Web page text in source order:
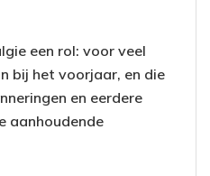
een rol: voor veel
bij het voorjaar, en die
en eerdere
aanhoudende